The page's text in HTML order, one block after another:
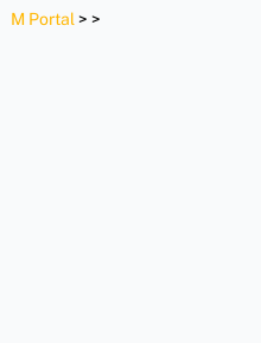
M Portal > >